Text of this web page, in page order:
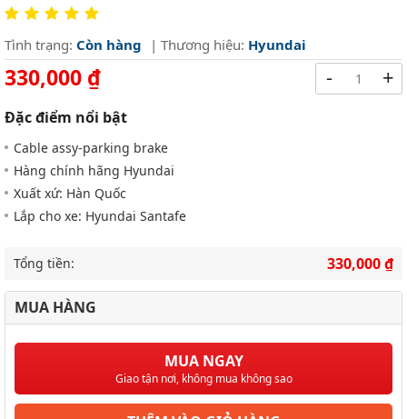
Tình trạng: Còn hàng | Thương hiệu: Hyundai
330,000 ₫
Đặc điểm nổi bật
Cable assy-parking brake
Hàng chính hãng Hyundai
Xuất xứ: Hàn Quốc
Lắp cho xe: Hyundai Santafe
- +
Tổng tiền: 330,000 ₫
MUA HÀNG
MUA NGAY
Giao tận nơi, không mua không sao